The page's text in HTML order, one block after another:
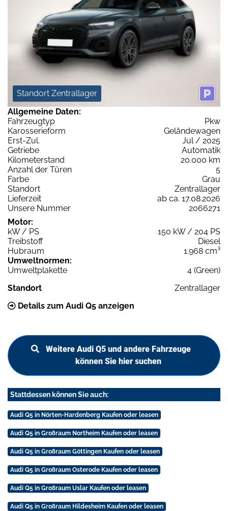
Standort Zentrallager
Allgemeine Daten:
Fahrzeugtyp
Pkw
Karosserieform
Geländewagen
Erst-Zul.
Jul / 2025
Getriebe
Automatik
Kilometerstand
20.000 km
Anzahl der Türen
5
Farbe
Grau
Standort
Zentrallager
Lieferzeit
ab ca. 17.08.2026
Unsere Nummer
2066271
Motor:
kW / PS
150 kW / 204 PS
Treibstoff
Diesel
Hubraum
1.968 cm³
Umweltnormen:
Umweltplakette
4 (Green)
Standort
Zentrallager
Details zum Audi Q5 anzeigen
Weitere Audi Q5 und andere Fahrzeuge
können Sie hier suchen
Stattdessen können Sie auch:
Audi Q5 in Nörten-Hardenberg Kaufen oder leasen
Audi Q5 in Großraum Northeim Kaufen oder leasen
Audi Q5 in Großraum Göttingen Kaufen oder leasen
Audi Q5 in Großraum Osterode Kaufen oder leasen
Audi Q5 in Großraum Uslar Kaufen oder leasen
Audi Q5 in Großraum Hildesheim Kaufen oder leasen